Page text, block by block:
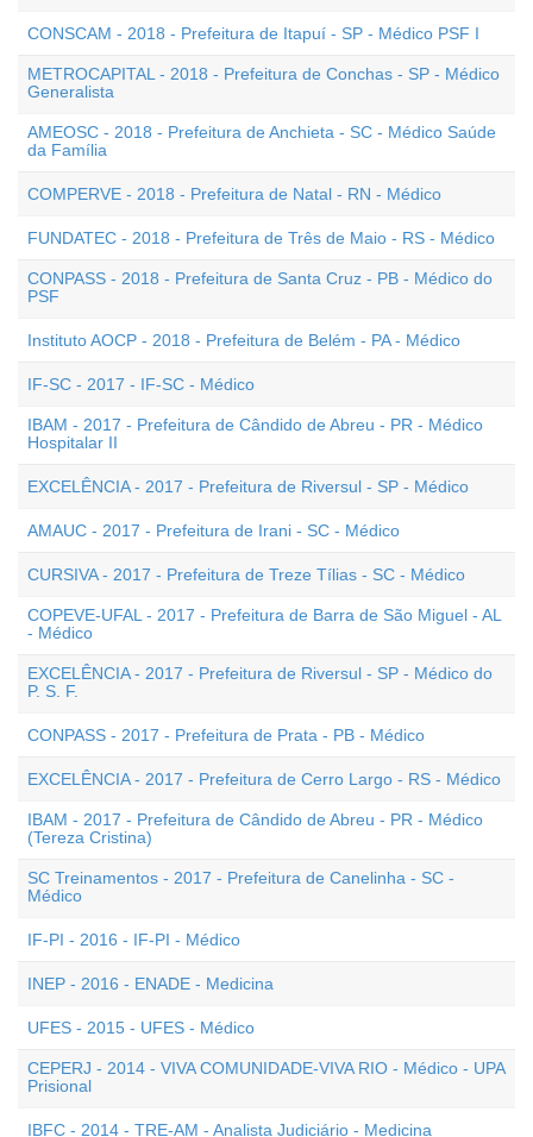
CONSCAM - 2018 - Prefeitura de Itapuí - SP - Médico PSF I
METROCAPITAL - 2018 - Prefeitura de Conchas - SP - Médico
Generalista
AMEOSC - 2018 - Prefeitura de Anchieta - SC - Médico Saúde
da Família
COMPERVE - 2018 - Prefeitura de Natal - RN - Médico
FUNDATEC - 2018 - Prefeitura de Três de Maio - RS - Médico
CONPASS - 2018 - Prefeitura de Santa Cruz - PB - Médico do
PSF
Instituto AOCP - 2018 - Prefeitura de Belém - PA - Médico
IF-SC - 2017 - IF-SC - Médico
IBAM - 2017 - Prefeitura de Cândido de Abreu - PR - Médico
Hospitalar II
EXCELÊNCIA - 2017 - Prefeitura de Riversul - SP - Médico
AMAUC - 2017 - Prefeitura de Irani - SC - Médico
CURSIVA - 2017 - Prefeitura de Treze Tílias - SC - Médico
COPEVE-UFAL - 2017 - Prefeitura de Barra de São Miguel - AL
- Médico
EXCELÊNCIA - 2017 - Prefeitura de Riversul - SP - Médico do
P. S. F.
CONPASS - 2017 - Prefeitura de Prata - PB - Médico
EXCELÊNCIA - 2017 - Prefeitura de Cerro Largo - RS - Médico
IBAM - 2017 - Prefeitura de Cândido de Abreu - PR - Médico
(Tereza Cristina)
SC Treinamentos - 2017 - Prefeitura de Canelinha - SC -
Médico
IF-PI - 2016 - IF-PI - Médico
INEP - 2016 - ENADE - Medicina
UFES - 2015 - UFES - Médico
CEPERJ - 2014 - VIVA COMUNIDADE-VIVA RIO - Médico - UPA
Prisional
IBFC - 2014 - TRE-AM - Analista Judiciário - Medicina